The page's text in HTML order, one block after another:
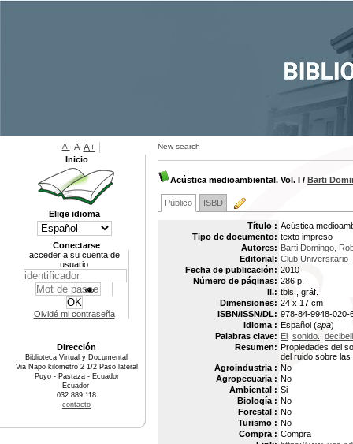
New search
Acústica medioambiental. Vol. I / Barti
Público ISBD
Título : Acústica
Tipo de documento: texto impreso
Autores: Barti Domingo,
Editorial: Club Universitario
Fecha de publicación: 2010
Número de páginas: 286 p.
Il.: tbls., gráf.
Dimensiones: 24 x 17 cm
ISBN/ISSN/DL: 978-84-9948-020-
Idioma : Español (spa)
Palabras clave: El sonido.
Resumen: Propiedades del
del ruido sobre
Agroindustria : No
Agropecuaria : No
Ambiental : Si
Biología : No
Forestal : No
Turismo : No
Compra : Compra
A- A A+
Inicio
Elige idioma
Conectarse
acceder a su cuenta de
usuario
Olvidé mi contraseña
Dirección
Biblioteca Virtual y Documental
Via Napo kilometro 2 1/2 Paso lateral
Puyo - Pastaza - Ecuador
Ecuador
032 889 118
contacto